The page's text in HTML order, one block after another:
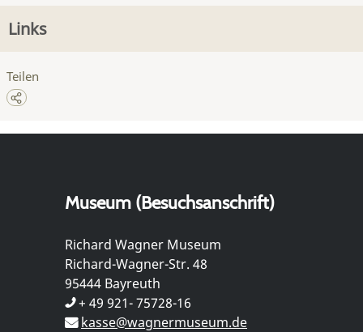
Links
Teilen
Museum (Besuchsanschrift)
Richard Wagner Museum
Richard-Wagner-Str. 48
95444 Bayreuth
+ 49 921- 75728-16
kasse@wagnermuseum.de